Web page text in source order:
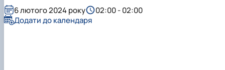
Штучне виведення бджолиних маток
Тематики бакалаврських робіт
Тематики магістерських робіт
Головна
Члени наукового гуртка
Аспірантура
Нормативно-правове забезпечення
6 лютого 2024 року
02:00 - 02:00
Додати до календаря